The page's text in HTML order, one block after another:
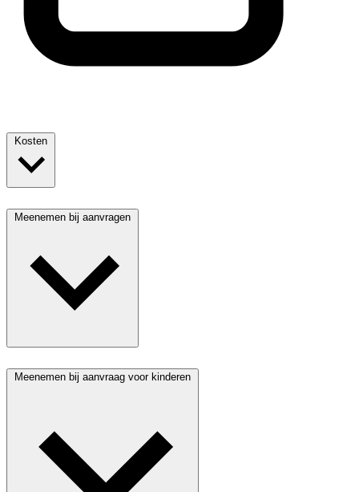
Kosten
Meenemen bij aanvragen
Meenemen bij aanvraag voor kinderen